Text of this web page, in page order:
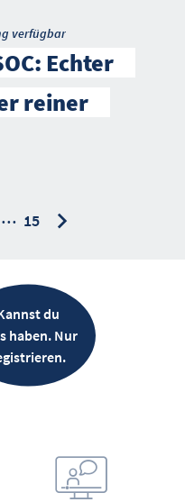
verfügbar
Echter
reiner
… 15nächste
du
haben. Nur